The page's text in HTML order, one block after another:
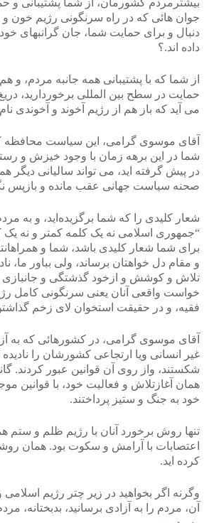
بیشترمردم کشورمان، از شما پشتیبانی و
جوان هائی که در راه سرنگونی رژیم خون و
دنبال و برای حمایت شما، جان گرانبهای
داده اند.؟
از شما که با پشتیبانی همه جانبه مردم، و
حمایت در سطح بین المللی برخوردارید،
می آید که باز هم از رژیم آخوند و آخوندی نام
آقای موسوی گرامی، این سیاست محافظه
شما در این برهه زمان با وجود خیزش و
در پیش گرفته اید، می تواند سالیانی دیگر
صحنه سیاست جهانی عقب مانده و بازپس
شعار کلیدی را که شما برگزیده‌اید، و به
“جمهوری اسلامی نه یک کلمه کمتر و نه یک
برای شما شعار کلیدی باشد، شما و
و مقام دل خواهتان برساند، ولی بباور ما،
تلاش و کوشش و ازخود گذشتگی و جانبازی
خواست واقعی آنان یعنی سرنگونی کامل
فقیه، و در حقیقت استخوان لای زخم
آقای موسوی گرامی، در کشورهائی که به
غیر انسانی ویا ارتجاعی کشورشان را نادیده
شکستند، واز روی آن قوانین عبور کردند.
همان آغازتلاش و فعالیت خود، با قوانین
خود به جنگ و ستیز پرداختند.
تنها روش برخورد آنان با رژیم ظلم و
اعتصابات با آرامش و سکوت بود. همان
کرده اید.
وگرنه اگر بخواهید در زیر چتر رژیم اسلامی
آن، مردم را به آزادی برسانید، بدبختانه،